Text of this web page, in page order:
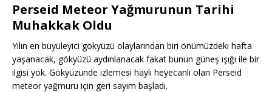
Perseid Meteor Yağmurunun Tarihi
Muhakkak Oldu
Yılın en büyüleyici gökyüzü olaylarından biri önümüzdeki hafta
yaşanacak, gökyüzü aydınlanacak fakat bunun güneş ışığı ile bir
ilgisi yok. Gökyüzünde izlemesi hayli heyecanlı olan Perseid
meteor yağmuru için geri sayım başladı.